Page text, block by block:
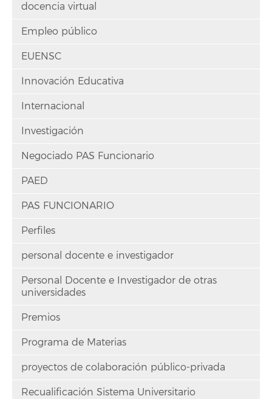
docencia virtual
Empleo público
EUENSC
Innovación Educativa
Internacional
Investigación
Negociado PAS Funcionario
PAED
PAS FUNCIONARIO
Perfiles
personal docente e investigador
Personal Docente e Investigador de otras
universidades
Premios
Programa de Materias
proyectos de colaboración público-privada
Recualificación Sistema Universitario